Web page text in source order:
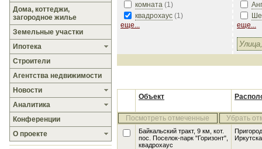
Дома, коттеджи,
загородное жилье
Земельные участки
Ипотека
Строители
Агентства недвижимости
Новости
Аналитика
Конференции
О проекте
комната (1)
квадрохаус (1)
еще...
еще...
Объект
Посмотреть отмеченные Убрать
Байкальский тракт, 9 км, кот.
пос. Поселок-парк "Горизонт"
квадрохаус
Пригород
Иркутска